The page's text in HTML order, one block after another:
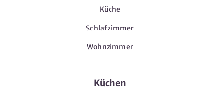
Küche
Schlafzimmer
Wohnzimmer
Küchen